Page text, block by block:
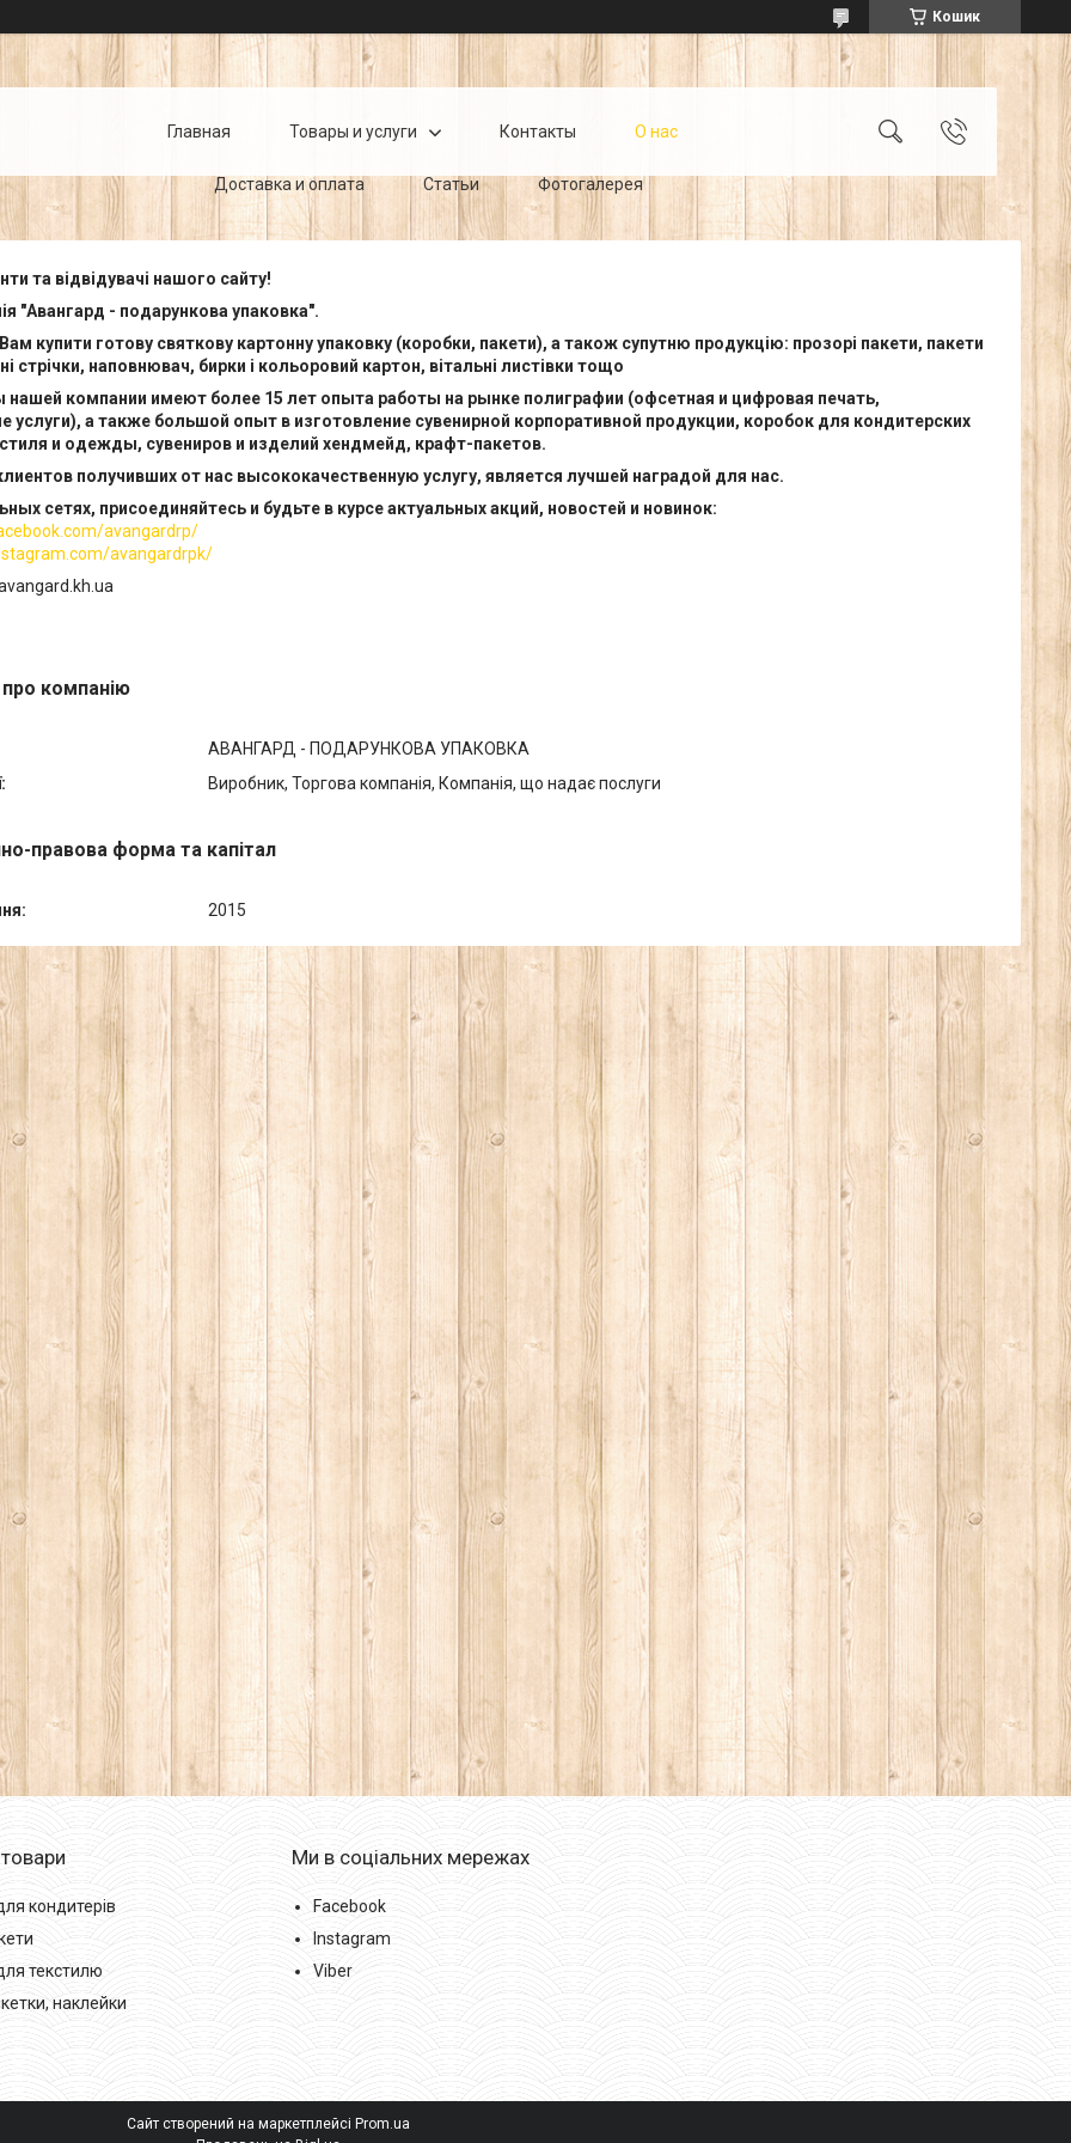
Кошик
Главная Товары и услуги Контакты О нас
Доставка и оплата Статьи Фотогалерея
та відвідувачі нашого сайту!
"Авангард - подарункова упаковка".
купити готову святкову картонну упаковку (коробки, пакети), а також супутню продукцію: прозорі пакети, пакети
стрічки, наповнювач, бирки і кольоровий картон, вітальні листівки тощо
нашей компании имеют более 15 лет опыта работы на рынке полиграфии (офсетная и цифровая печать,
услуги), а также большой опыт в изготовление сувенирной корпоративной продукции, коробок для кондитерских
и одежды, сувениров и изделий хендмейд, крафт-пакетов.
получивших от нас высококачественную услугу, является лучшей наградой для нас.
сетях, присоединяйтесь и будьте в курсе актуальных акций, новостей и новинок:
avangardrp/
avangardrpk/
компанію
АВАНГАРД - ПОДАРУНКОВА УПАКОВКА
Виробник, Торгова компанія, Компанія, що надає послуги
правова форма та капітал
2015
кондитерів
текстилю
наклейки
Ми в соціальних мережах
Facebook
Instagram
Viber
Сайт створений на маркетплейсі Prom.ua